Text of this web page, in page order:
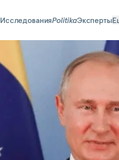
ИсследованияPolitikaЭксперты